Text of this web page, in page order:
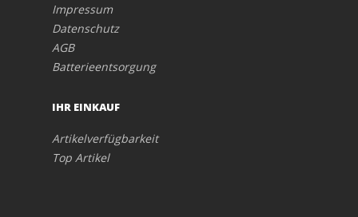
Impressum
Datenschutz
AGB
Batterieentsorgung
IHR EINKAUF
Artikelverfügbarkeit
Top Artikel